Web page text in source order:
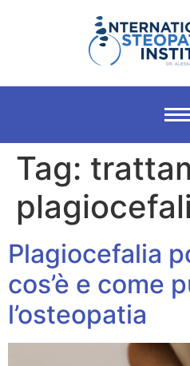
Tag:
Plagiocefalia
cos’è e come
l’osteopatia